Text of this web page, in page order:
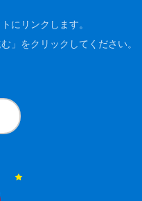
にリンクします。
」をクリックしてください。